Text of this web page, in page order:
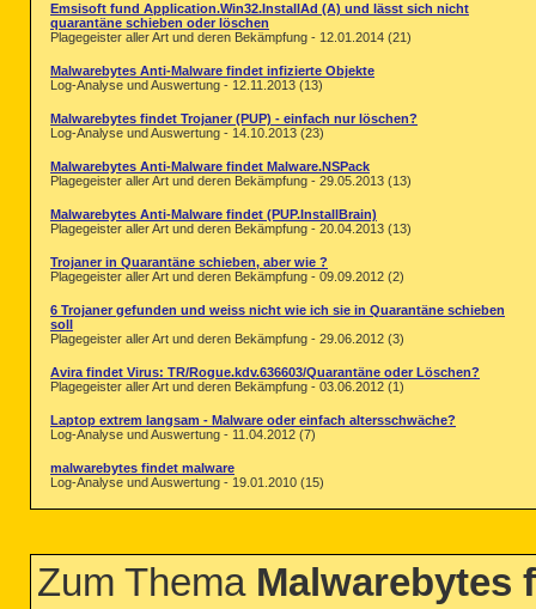
Emsisoft fund Application.Win32.InstallAd (A) und lässt sich nicht
quarantäne schieben oder löschen
Plagegeister aller Art und deren Bekämpfung - 12.01.2014 (21)
Malwarebytes Anti-Malware findet infizierte Objekte
Log-Analyse und Auswertung - 12.11.2013 (13)
Malwarebytes findet Trojaner (PUP) - einfach nur löschen?
Log-Analyse und Auswertung - 14.10.2013 (23)
Malwarebytes Anti-Malware findet Malware.NSPack
Plagegeister aller Art und deren Bekämpfung - 29.05.2013 (13)
Malwarebytes Anti-Malware findet (PUP.InstallBrain)
Plagegeister aller Art und deren Bekämpfung - 20.04.2013 (13)
Trojaner in Quarantäne schieben, aber wie ?
Plagegeister aller Art und deren Bekämpfung - 09.09.2012 (2)
6 Trojaner gefunden und weiss nicht wie ich sie in Quarantäne schieben
soll
Plagegeister aller Art und deren Bekämpfung - 29.06.2012 (3)
Avira findet Virus: TR/Rogue.kdv.636603/Quarantäne oder Löschen?
Plagegeister aller Art und deren Bekämpfung - 03.06.2012 (1)
Laptop extrem langsam - Malware oder einfach altersschwäche?
Log-Analyse und Auswertung - 11.04.2012 (7)
malwarebytes findet malware
Log-Analyse und Auswertung - 19.01.2010 (15)
Zum Thema Malwarebytes